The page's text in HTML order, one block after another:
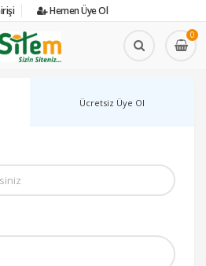
Hemen Üye Ol
0
Ücretsiz Üye Ol